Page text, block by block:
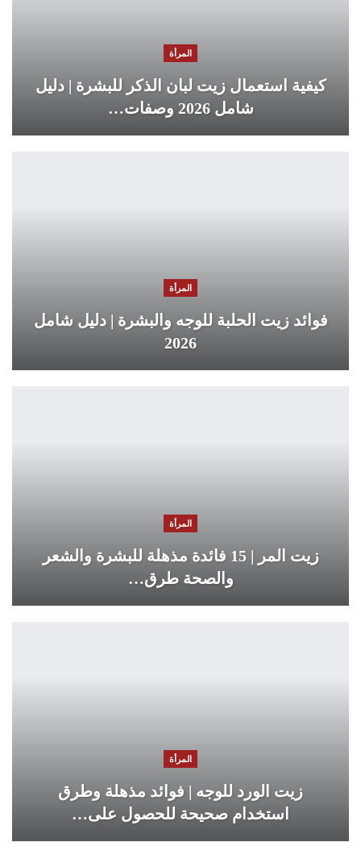
المرأة
كيفية استعمال زيت لبان الذكر للبشرة | دليل
شامل 2026 وصفات…
المرأة
فوائد زيت الحلبة للوجه والبشرة | دليل شامل
2026
المرأة
زيت المر | 15 فائدة مذهلة للبشرة والشعر
والصحة طرق…
المرأة
زيت الورد للوجه | فوائد مذهلة وطرق
استخدام صحيحة للحصول على…